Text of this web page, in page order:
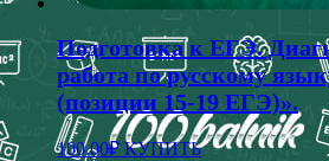
Подготовка к ЕГЭ.
работа по русскому
(позиции 15-19 ЕГЭ)».
100.00₽ КУПИТЬ